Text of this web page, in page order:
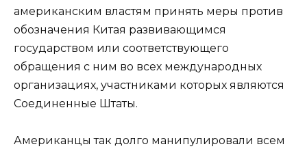
американским властям принять меры против
обозначения Китая развивающимся
государством или соответствующего
обращения с ним во всех международных
организациях, участниками которых являются
Соединенные Штаты.
Американцы так долго манипулировали всем